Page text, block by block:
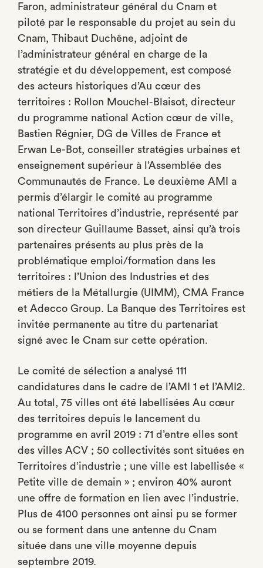
Faron, administrateur général du Cnam et
piloté par le responsable du projet au sein du
Cnam, Thibaut Duchêne, adjoint de
l’administrateur général en charge de la
stratégie et du développement, est composé
des acteurs historiques d’Au cœur des
territoires : Rollon Mouchel-Blaisot, directeur
du programme national Action cœur de ville,
Bastien Régnier, DG de Villes de France et
Erwan Le-Bot, conseiller stratégies urbaines et
enseignement supérieur à l’Assemblée des
Communautés de France. Le deuxième AMI a
permis d’élargir le comité au programme
national Territoires d’industrie, représenté par
son directeur Guillaume Basset, ainsi qu’à trois
partenaires présents au plus près de la
problématique emploi/formation dans les
territoires : l’Union des Industries et des
métiers de la Métallurgie (UIMM), CMA France
et Adecco Group. La Banque des Territoires est
invitée permanente au titre du partenariat
signé avec le Cnam sur cette opération.
Le comité de sélection a analysé 111
candidatures dans le cadre de l’AMI 1 et l’AMI2.
Au total, 75 villes ont été labellisées Au cœur
des territoires depuis le lancement du
programme en avril 2019 : 71 d’entre elles sont
des villes ACV ; 50 collectivités sont situées en
Territoires d’industrie ; une ville est labellisée «
Petite ville de demain » ; environ 40% auront
une offre de formation en lien avec l’industrie.
Plus de 4100 personnes ont ainsi pu se former
ou se forment dans une antenne du Cnam
située dans une ville moyenne depuis
septembre 2019.